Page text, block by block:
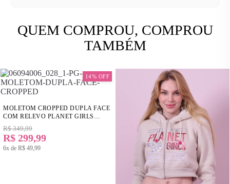
QUEM COMPROU, COMPROU
TAMBÉM
14% OFF
MOLETOM CROPPED DUPLA FACE
COM RELEVO PLANET GIRLS
VERMELHO ESCURO
R$ 349,99
R$ 299,99
6x de R$ 49,99